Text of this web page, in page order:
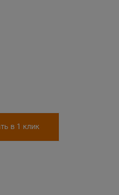
в 1 клик